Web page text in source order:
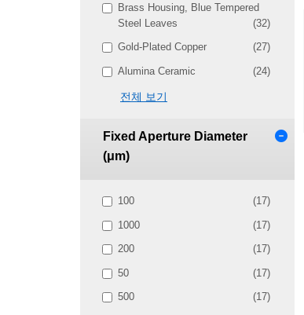
Brass Housing, Blue Tempered
Steel Leaves
(32)
Gold-Plated Copper (27)
Alumina Ceramic (24)
전체 보기
Fixed Aperture Diameter
(μm)
100 (17)
1000 (17)
200 (17)
50 (17)
500 (17)